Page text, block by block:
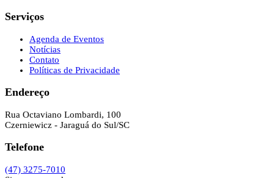
Serviços
Agenda de Eventos
Notícias
Contato
Políticas de Privacidade
Endereço
Rua Octaviano Lombardi, 100
Czerniewicz - Jaraguá do Sul/SC
Telefone
(47) 3275-7010